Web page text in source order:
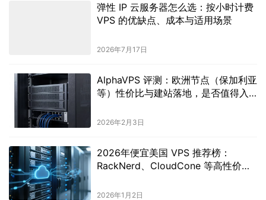
弹性 IP 云服务器怎么选：按小时计费
VPS 的优缺点、成本与适用场景
2026年7月17日
AlphaVPS 评测：欧洲节点（保加利亚
等）性价比与建站落地，是否值得入
2026年2月3日
2026年便宜美国 VPS 推荐榜：
RackNerd、CloudCone 等高性价比
2026年1月2日